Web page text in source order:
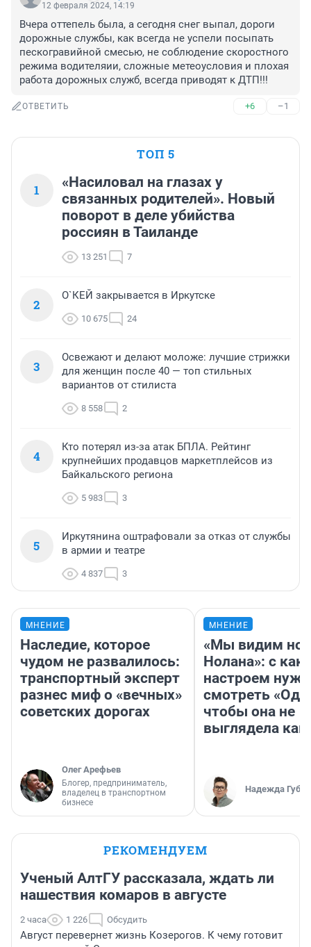
12 февраля 2024, 14:19
Вчера оттепель была, а сегодня снег выпал, дороги
дорожные службы, как всегда не успели посыпать
пескогравийной смесью, не соблюдение скоростного
режима водителяии, сложные метеоусловия и плохая
работа дорожных служб, всегда приводят к ДТП!!!
ОТВЕТИТЬ +6 –1
ТОП 5
1
«Насиловал на глазах у
связанных родителей». Новый
поворот в деле убийства
россиян в Таиланде
13 251 7
2
О`КЕЙ закрывается в Иркутске
10 675 24
3
Освежают и делают моложе: лучшие стрижки
для женщин после 40 — топ стильных
вариантов от стилиста
8 558 2
4
Кто потерял из-за атак БПЛА. Рейтинг
крупнейших продавцов маркетплейсов из
Байкальского региона
5 983 3
5
Иркутянина оштрафовали за отказ от службы
в армии и театре
4 837 3
МНЕНИЕ
Наследие, которое
чудом не развалилось:
транспортный эксперт
разнес миф о «вечных»
советских дорогах
Олег Арефьев
Блогер, предприниматель,
владелец в транспортном
бизнесе
МНЕНИЕ
«Мы видим
Нолана»: с
настроем
смотреть
чтобы она не
выглядела как
Надежда
РЕКОМЕНДУЕМ
Ученый АлтГУ рассказала, ждать ли
нашествия комаров в августе
2 часа 1 226 Обсудить
Август перевернет жизнь Козерогов. К чему готовит